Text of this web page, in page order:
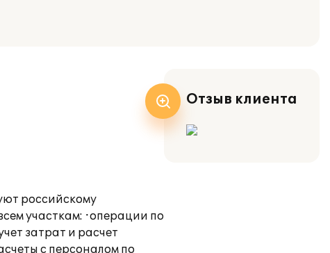
российскому
участкам: ·операции по
затрат и расчет
с персоналом по
Отзыв клиента